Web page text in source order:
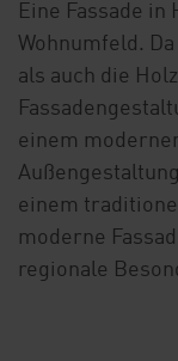
Eine Fassade
Wohnumfeld.
als auch die
einem
einem
moderne
regionale